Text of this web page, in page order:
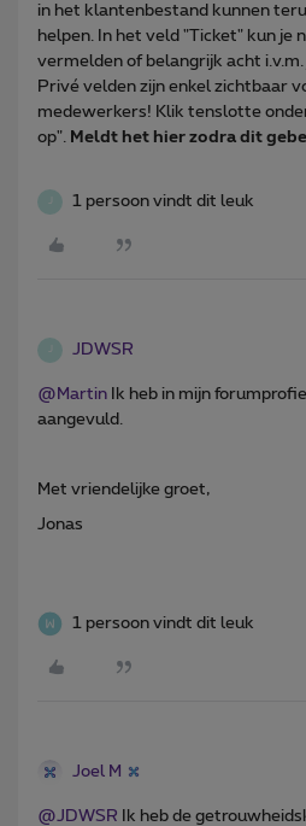
in het klantenbestand kunnen
helpen. In het veld "Ticket" kun je
vermelden of belangrijk acht i.v.m.
Privé velden zijn enkel zichtbaar
medewerkers! Klik tenslotte
op".
Meldt het hier zodra dit
J 1 persoon vindt dit leuk
J JDWSR
@Martin Ik heb in mijn
aangevuld.
Met vriendelijke groet,
Jonas
1 persoon vindt dit leuk
Joel M
@JDWSR Ik heb de